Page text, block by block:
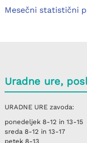
Mesečni statistični
Uradne ure,
URADNE UREzavoda:
ponedeljek8-12 in 13-15
sreda 8-12 in 13-17
petek8-13